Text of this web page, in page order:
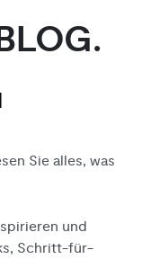
Haustechnik
Sie alles, was
und
Schritt-für-